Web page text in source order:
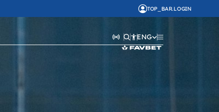
TOP_BAR.LOGIN
ENG